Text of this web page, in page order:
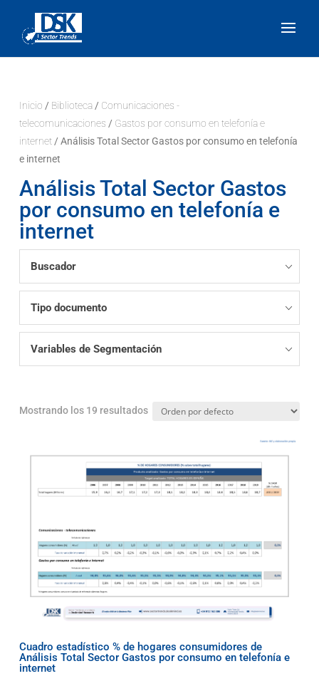
Inicio / Biblioteca/ Comunicaciones -
telecomunicaciones / Gastos por consumo en telefonía e
internet/ Análisis Total Sector Gastos por consumo en telefonía
e internet
Análisis Total Sector Gastos
por consumo en telefonía e
internet
Buscador
Tipo documento
Variables de Segmentación
Mostrando los 19 resultados
Cuadro estadístico % de hogares consumidores de
Análisis Total Sector Gastos por consumo en telefonía e
internet